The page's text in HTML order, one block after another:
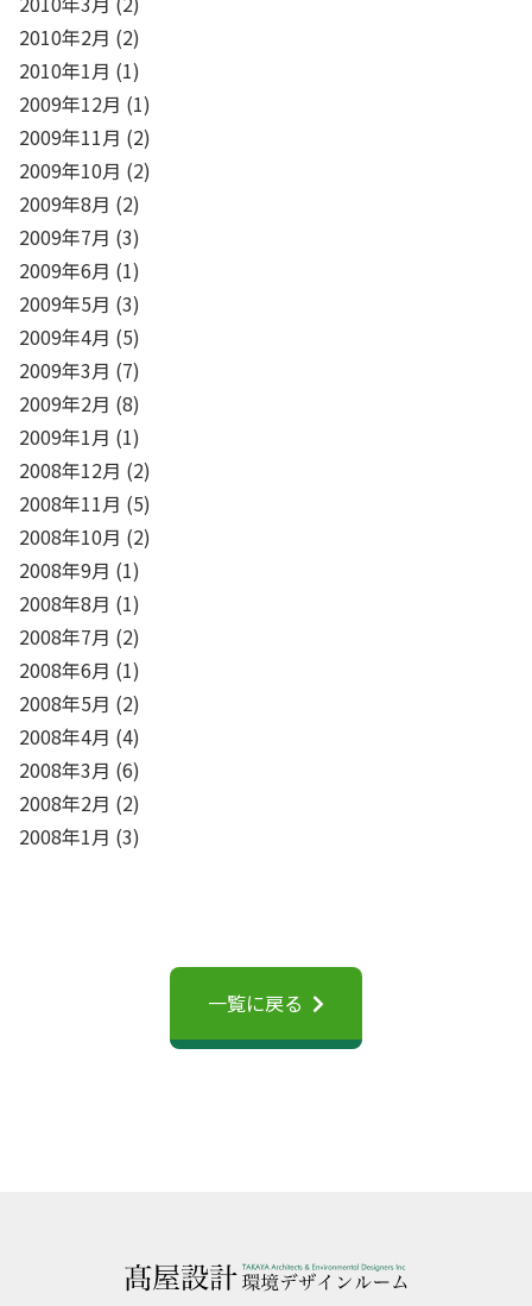
2010年2月 (2)
2010年1月 (1)
2009年12月 (1)
2009年11月 (2)
2009年10月 (2)
2009年8月 (2)
2009年7月 (3)
2009年6月 (1)
2009年5月 (3)
2009年4月 (5)
2009年3月 (7)
2009年2月 (8)
2009年1月 (1)
2008年12月 (2)
2008年11月 (5)
2008年10月 (2)
2008年9月 (1)
2008年8月 (1)
2008年7月 (2)
2008年6月 (1)
2008年5月 (2)
2008年4月 (4)
2008年3月 (6)
2008年2月 (2)
2008年1月 (3)
一覧に戻る